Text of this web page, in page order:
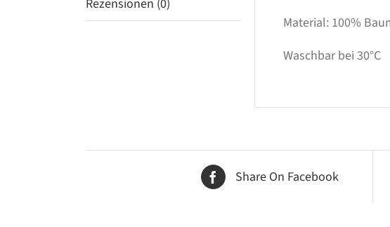
Rezensionen (0)
Material: 100%
Waschbar bei 30°C
Share On Facebook